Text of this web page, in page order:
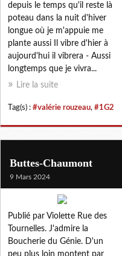
depuis le temps qu'il reste là
poteau dans la nuit d'hiver
longue où je m'appuie me
plante aussi Il vibre d'hier à
aujourd'hui il vibrera - Aussi
longtemps que je vivra...
Lire la suite
Tag(s) : #valérie rouzeau, #1G2
Buttes-Chaumont
9 Mars 2024
Publié par Violette Rue des
Tournelles. J'admire la
Boucherie du Génie. D'un
peu plus loin montent par